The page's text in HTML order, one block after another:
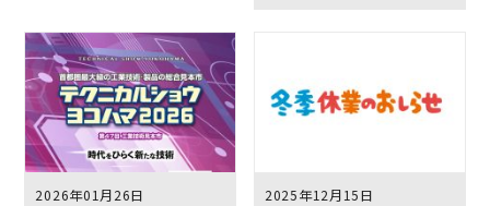
2026年01月26日 2025年12月15日